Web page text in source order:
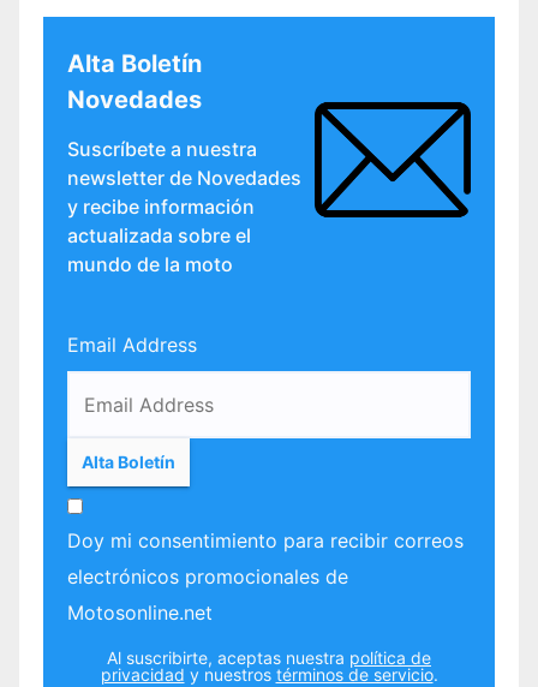
Alta Boletín
Novedades
Suscríbete a nuestra
newsletter de Novedades
y recibe información
actualizada sobre el
mundo de la moto
Email Address
Doy mi consentimiento para recibir correos
electrónicos promocionales de
Motosonline.net
Al suscribirte, aceptas nuestra política de
privacidad y nuestros términos de servicio.